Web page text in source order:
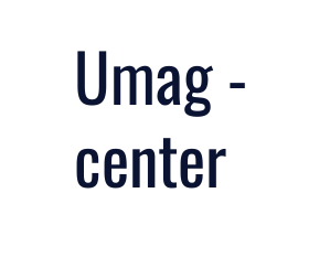
Umag -
center